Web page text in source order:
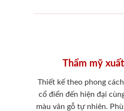
Thẩm mỹ
Thiết kế theo phong
cổ điển đến hiện đại
màu vân gỗ tự nhiên.